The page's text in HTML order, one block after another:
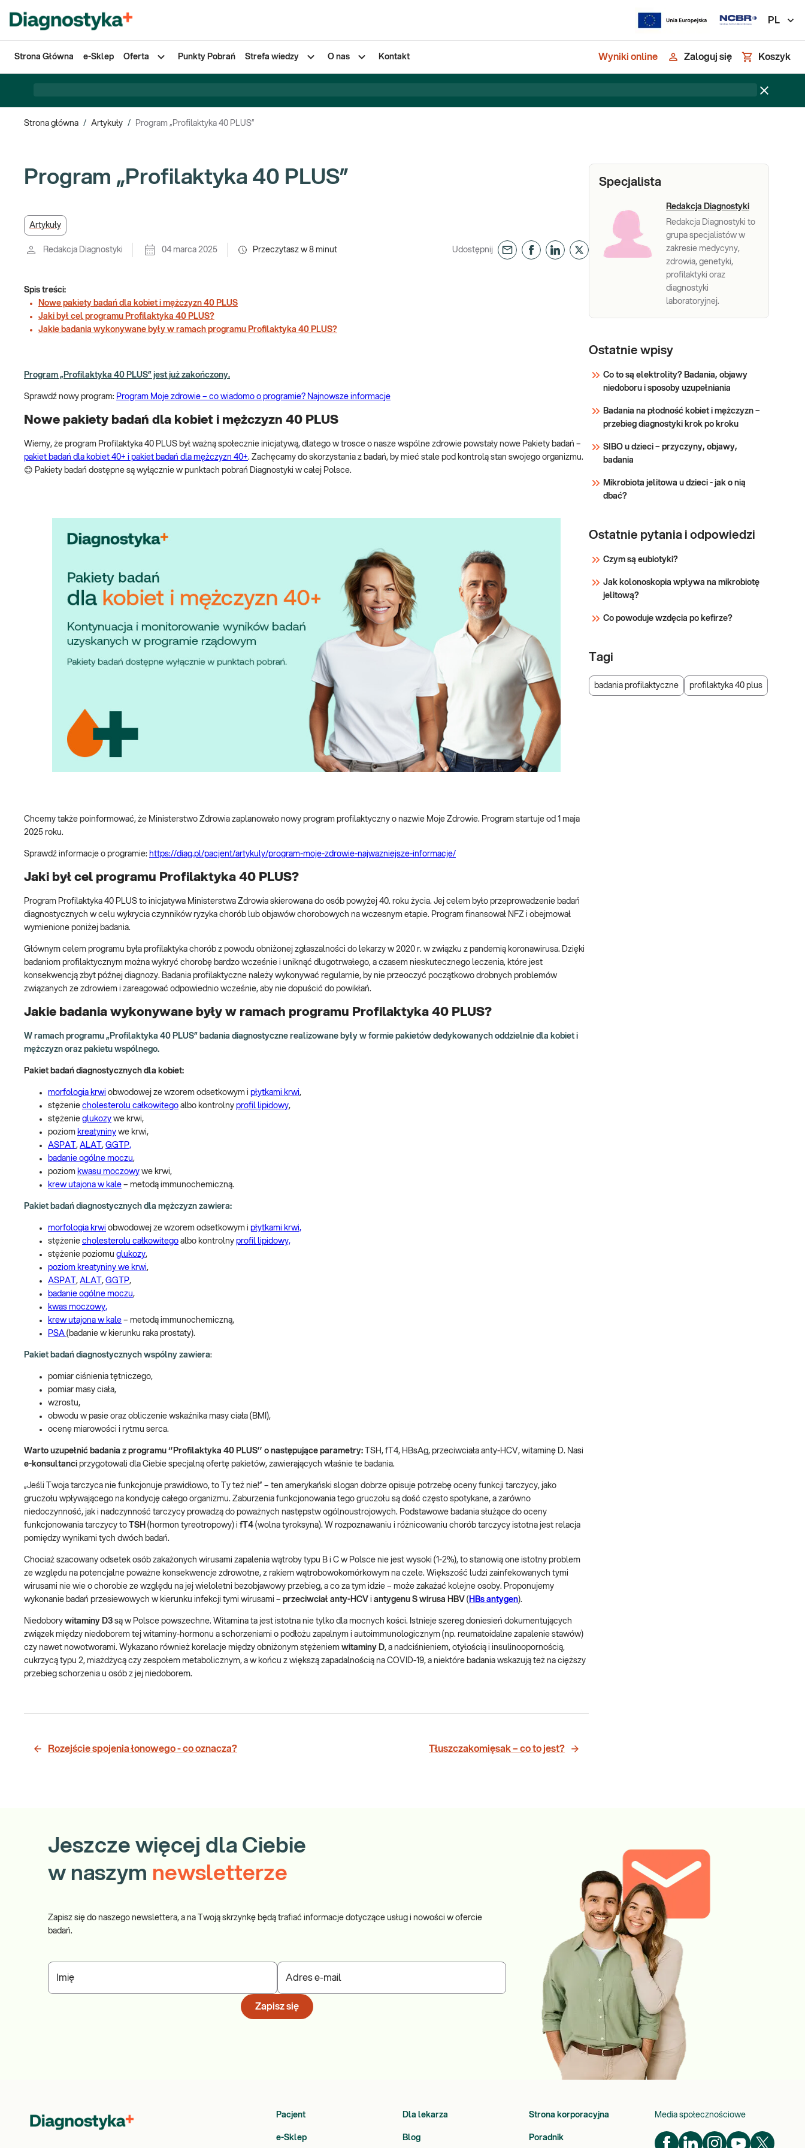
PL
Strona Główna e-Sklep Oferta Punkty Pobrań Strefa wiedzy O nas Kontakt Wyniki online Zaloguj się Koszyk
Strona główna / Artykuły / Program „Profilaktyka 40 PLUS”
Program „Profilaktyka 40 PLUS”
Artykuły
Redakcja Diagnostyki 04 marca 2025 Przeczytasz w 8 minut Udostępnij
Spis treści:
Nowe pakiety badań dla kobiet i mężczyzn 40 PLUS
Jaki był cel programu Profilaktyka 40 PLUS?
Jakie badania wykonywane były w ramach programu Profilaktyka 40 PLUS?
Program „Profilaktyka 40 PLUS” jest już zakończony.
Sprawdź nowy program: Program Moje zdrowie – co wiadomo o programie? Najnowsze informacje
Nowe pakiety badań dla kobiet i mężczyzn 40 PLUS
Wiemy, że program Profilaktyka 40 PLUS był ważną społecznie inicjatywą, dlatego w trosce o nasze wspólne zdrowie powstały nowe Pakiety badań –
pakiet badań dla kobiet 40+ i pakiet badań dla mężczyzn 40+. Zachęcamy do skorzystania z badań, by mieć stale pod kontrolą stan swojego organizmu.
😊 Pakiety badań dostępne są wyłącznie w punktach pobrań Diagnostyki w całej Polsce.
Chcemy także poinformować, że Ministerstwo Zdrowia zaplanowało nowy program profilaktyczny o nazwie Moje Zdrowie. Program startuje od 1 maja
2025 roku.
Sprawdź informacje o programie: https://diag.pl/pacjent/artykuly/program-moje-zdrowie-najwazniejsze-informacje/
Jaki był cel programu Profilaktyka 40 PLUS?
Program Profilaktyka 40 PLUS to inicjatywa Ministerstwa Zdrowia skierowana do osób powyżej 40. roku życia. Jej celem było przeprowadzenie badań
diagnostycznych w celu wykrycia czynników ryzyka chorób lub objawów chorobowych na wczesnym etapie. Program finansował NFZ i obejmował
wymienione poniżej badania.
Głównym celem programu była profilaktyka chorób z powodu obniżonej zgłaszalności do lekarzy w 2020 r. w związku z pandemią koronawirusa. Dzięki
badaniom profilaktycznym można wykryć chorobę bardzo wcześnie i uniknąć długotrwałego, a czasem nieskutecznego leczenia, które jest
konsekwencją zbyt późnej diagnozy. Badania profilaktyczne należy wykonywać regularnie, by nie przeoczyć początkowo drobnych problemów
związanych ze zdrowiem i zareagować odpowiednio wcześnie, aby nie dopuścić do powikłań.
Jakie badania wykonywane były w ramach programu Profilaktyka 40 PLUS?
W ramach programu „Profilaktyka 40 PLUS” badania diagnostyczne realizowane były w formie pakietów dedykowanych oddzielnie dla kobiet i
mężczyzn oraz pakietu wspólnego.
Pakiet badań diagnostycznych dla kobiet:
morfologia krwi obwodowej ze wzorem odsetkowym i płytkami krwi,
stężenie cholesterolu całkowitego albo kontrolny profil lipidowy,
stężenie glukozy we krwi,
poziom kreatyniny we krwi,
ASPAT, ALAT, GGTP,
badanie ogólne moczu,
poziom kwasu moczowy we krwi,
krew utajona w kale – metodą immunochemiczną.
Pakiet badań diagnostycznych dla mężczyzn zawiera:
morfologia krwi obwodowej ze wzorem odsetkowym i płytkami krwi,
stężenie cholesterolu całkowitego albo kontrolny profil lipidowy,
stężenie poziomu glukozy,
poziom kreatyniny we krwi,
ASPAT, ALAT, GGTP,
badanie ogólne moczu,
kwas moczowy,
krew utajona w kale – metodą immunochemiczną,
PSA (badanie w kierunku raka prostaty).
Pakiet badań diagnostycznych wspólny zawiera:
pomiar ciśnienia tętniczego,
pomiar masy ciała,
wzrostu,
obwodu w pasie oraz obliczenie wskaźnika masy ciała (BMI),
ocenę miarowości i rytmu serca.
Warto uzupełnić badania z programu ‘’Profilaktyka 40 PLUS’’ o następujące parametry: TSH, fT4, HBsAg, przeciwciała anty-HCV, witaminę D. Nasi
e-konsultanci przygotowali dla Ciebie specjalną ofertę pakietów, zawierających właśnie te badania.
„Jeśli Twoja tarczyca nie funkcjonuje prawidłowo, to Ty też nie!” – ten amerykański slogan dobrze opisuje potrzebę oceny funkcji tarczycy, jako
gruczołu wpływającego na kondycję całego organizmu. Zaburzenia funkcjonowania tego gruczołu są dość często spotykane, a zarówno
niedoczynność, jak i nadczynność tarczycy prowadzą do poważnych następstw ogólnoustrojowych. Podstawowe badania służące do oceny
funkcjonowania tarczycy to TSH (hormon tyreotropowy) i fT4 (wolna tyroksyna). W rozpoznawaniu i różnicowaniu chorób tarczycy istotna jest relacja
pomiędzy wynikami tych dwóch badań.
Chociaż szacowany odsetek osób zakażonych wirusami zapalenia wątroby typu B i C w Polsce nie jest wysoki (1-2%), to stanowią one istotny problem
ze względu na potencjalne poważne konsekwencje zdrowotne, z rakiem wątrobowokomórkowym na czele. Większość ludzi zainfekowanych tymi
wirusami nie wie o chorobie ze względu na jej wieloletni bezobjawowy przebieg, a co za tym idzie – może zakażać kolejne osoby. Proponujemy
wykonanie badań przesiewowych w kierunku infekcji tymi wirusami – przeciwciał anty-HCV i antygenu S wirusa HBV ( HBs antygen).
Niedobory witaminy D3 są w Polsce powszechne. Witamina ta jest istotna nie tylko dla mocnych kości. Istnieje szereg doniesień dokumentujących
związek między niedoborem tej witaminy-hormonu a schorzeniami o podłożu zapalnym i autoimmunologicznym (np. reumatoidalne zapalenie stawów)
czy nawet nowotworami. Wykazano również korelacje między obniżonym stężeniem witaminy D, a nadciśnieniem, otyłością i insulinoopornością,
cukrzycą typu 2, miażdżycą czy zespołem metabolicznym, a w końcu z większą zapadalnością na COVID-19, a niektóre badania wskazują też na cięższy
przebieg schorzenia u osób z jej niedoborem.
Rozejście spojenia łonowego - co oznacza? Tłuszczakomięsak – co to jest?
Specjalista
Redakcja Diagnostyki
Redakcja Diagnostyki to
grupa specjalistów w
zakresie medycyny,
zdrowia, genetyki,
profilaktyki oraz
diagnostyki
laboratoryjnej.
Ostatnie wpisy
Co to są elektrolity? Badania, objawy
niedoboru i sposoby uzupełniania
Badania na płodność kobiet i mężczyzn –
przebieg diagnostyki krok po kroku
SIBO u dzieci – przyczyny, objawy,
badania
Mikrobiota jelitowa u dzieci - jak o nią
dbać?
Ostatnie pytania i odpowiedzi
Czym są eubiotyki?
Jak kolonoskopia wpływa na mikrobiotę
jelitową?
Co powoduje wzdęcia po kefirze?
Tagi
badania profilaktyczne profilaktyka 40 plus
Jeszcze więcej dla Ciebie
w naszym newsletterze
Zapisz się do naszego newslettera, a na Twoją skrzynkę będą trafiać informacje dotyczące usług i nowości w ofercie
badań.
Imię Adres e-mail
Zapisz się
Pacjent Dla lekarza Strona korporacyjna
e-Sklep Blog Poradnik
Media społecznościowe